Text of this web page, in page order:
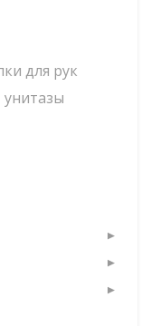
для рук